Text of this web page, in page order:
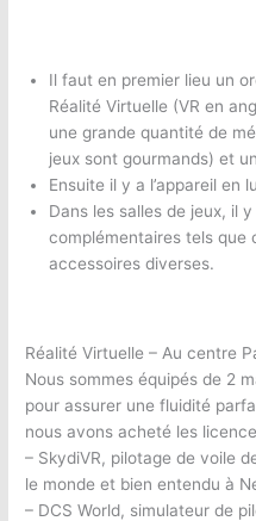
Il faut en premier lieu un
Réalité Virtuelle (VR en
une grande quantité de
jeux sont gourmands) et
Ensuite il y a l’appareil en
Dans les salles de jeux, il
complémentaires tels que
accessoires diverses.
Réalité Virtuelle – Au centre
Nous sommes équipés de 2
pour assurer une fluidité
nous avons acheté les
– SkydiVR, pilotage de voile
le monde et bien entendu à
– DCS World, simulateur de